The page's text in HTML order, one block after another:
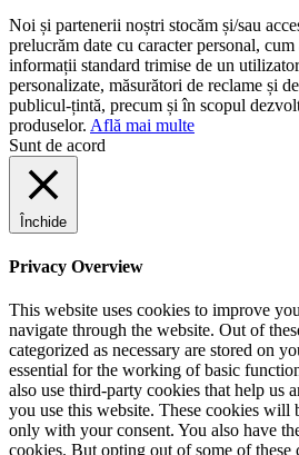
Noi și partenerii noștri stocăm și/sau
prelucrăm date cu caracter personal,
informații standard trimise de un
personalizate, măsurători de reclame și
publicul-țintă, precum și în scopul
produselor. Află mai multe
Sunt de acord
Închide
Privacy Overview
This website uses cookies to improve
navigate through the website. Out of
categorized as necessary are stored on
essential for the working of basic
also use third-party cookies that help us
you use this website. These cookies will
only with your consent. You also have
cookies. But opting out of some of these